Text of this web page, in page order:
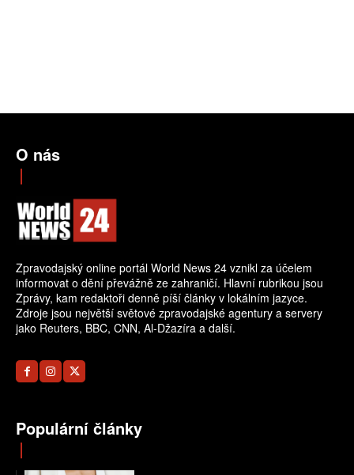
O nás
Zpravodajský online portál World News 24 vznikl za účelem
informovat o dění převážně ze zahraničí. Hlavní rubrikou jsou
Zprávy, kam redaktoři denně píší články v lokálním jazyce.
Zdroje jsou největší světové zpravodajské agentury a servery
jako Reuters, BBC, CNN, Al-Džazíra a další.
Populární články